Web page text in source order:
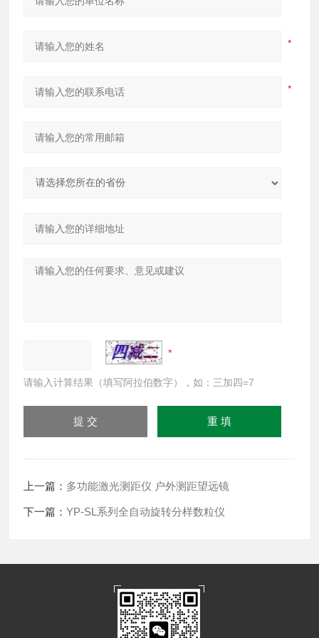
请输入计算结果（填写阿拉伯数字），如：三加四=7
上一篇： 多功能激光测距仪 户外测距望远镜
下一篇：YP-SL系列全自动旋转分样数粒仪